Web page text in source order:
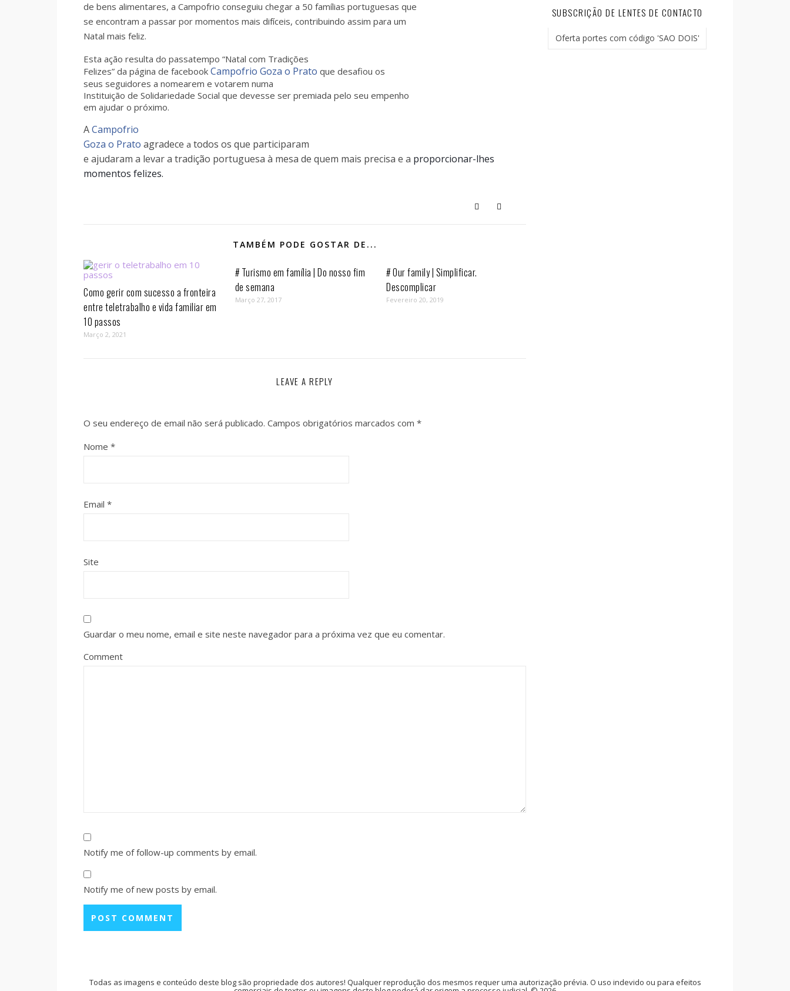
de bens alimentares, a Campofrio conseguiu chegar a 50 famílias portuguesas que
se encontram a passar por momentos mais difíceis, contribuindo assim para um
Natal mais feliz.
Esta ação resulta do passatempo “Natal com Tradições
Felizes” da página de facebook Campofrio Goza o Prato que desafiou os
seus seguidores a nomearem e votarem numa
Instituição de Solidariedade Social que devesse ser premiada pelo seu empenho
em ajudar o próximo.
ACampofrio
Goza o Prato agradece a todos os que participaram
e ajudaram a levar a tradição portuguesa à mesa de quem mais precisa e a proporcionar-lhes
momentos felizes.
TAMBÉM PODE GOSTAR DE...
Como gerir com sucesso a fronteira
entre teletrabalho e vida familiar em
10 passos⁣
Março 2, 2021
# Turismo em família | Do nosso fim
de semana
Março 27, 2017
# Our family | Simplificar.
Descomplicar
Fevereiro 20, 2019
LEAVE A REPLY
O seu endereço de email não será publicado. Campos obrigatórios marcados com *
Nome *
Email *
Site
Guardar o meu nome, email e site neste navegador para a próxima vez que eu comentar.
Comment
Notify me of follow-up comments by email.
Notify me of new posts by email.
SUBSCRIÇÃO DE LENTES DE CONTACTO
Oferta portes com código 'SAO DOIS'
Todas as imagens e conteúdo deste blog são propriedade dos autores! Qualquer reprodução dos mesmos requer uma autorização prévia. O uso indevido ou para efeitos